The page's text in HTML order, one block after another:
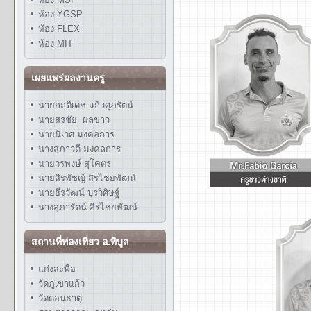
ห้อง YGSP
ห้อง FLEX
ห้อง MIT
เผยแพร่ผลงานครู
นายกฤติเดช แก้วศุภรัตน์
นายสรชัย ผลขาว
นายนิเวศ มงคลการ
นางสุภาวดี มงคลการ
นายวรพงษ์ สุโคตร
นายสิรพัชญ์ สิรไชยพัฒน์
นายธีรวัฒน์ บุรวิศิษฐ์
นางสุภารัตน์ สิรไชยพัฒน์
สถานที่ท่องเที่ยว อ.พิบูล
แก่งสะพือ
วัดภูเขาแก้ว
วัดดอนธาตุ